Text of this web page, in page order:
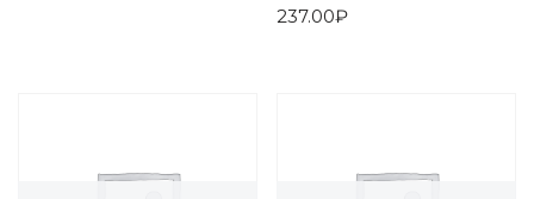
237.00₽